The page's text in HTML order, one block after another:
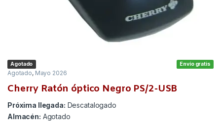
Envío gratis
Agotado
Agotado, Mayo 2026
Cherry Ratón óptico Negro PS/2-USB
Próxima llegada: Descatalogado
Almacén: Agotado